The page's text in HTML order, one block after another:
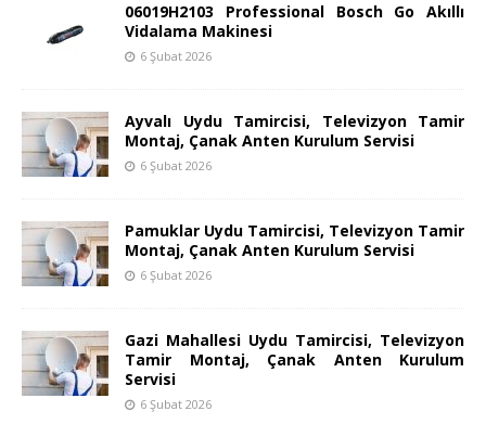
06019H2103 Professional Bosch Go Akıllı
Vidalama Makinesi
6 Şubat 2026
Ayvalı Uydu Tamircisi, Televizyon Tamir
Montaj, Çanak Anten Kurulum Servisi
6 Şubat 2026
Pamuklar Uydu Tamircisi, Televizyon Tamir
Montaj, Çanak Anten Kurulum Servisi
6 Şubat 2026
Gazi Mahallesi Uydu Tamircisi, Televizyon
Tamir Montaj, Çanak Anten Kurulum
Servisi
6 Şubat 2026